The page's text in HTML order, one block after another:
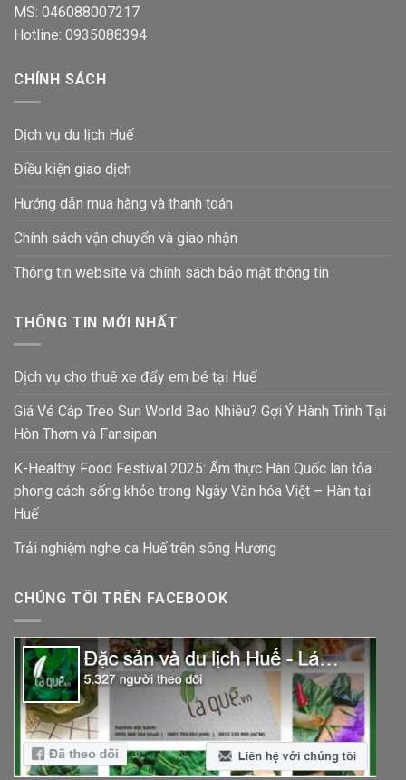
MS: 046088007217
Hotline: 0935088394
CHÍNH SÁCH
Dịch vụ du lịch Huế
Điều kiện giao dịch
Hướng dẫn mua hàng và thanh toán
Chính sách vận chuyển và giao nhận
Thông tin website và chính sách bảo mật thông tin
THÔNG TIN MỚI NHẤT
Dịch vụ cho thuê xe đẩy em bé tại Huế
Giá Vé Cáp Treo Sun World Bao Nhiêu? Gợi Ý Hành Trình Tại
Hòn Thơm và Fansipan
K-Healthy Food Festival 2025: Ẩm thực Hàn Quốc lan tỏa
phong cách sống khỏe trong Ngày Văn hóa Việt – Hàn tại
Huế
Trải nghiệm nghe ca Huế trên sông Hương
CHÚNG TÔI TRÊN FACEBOOK